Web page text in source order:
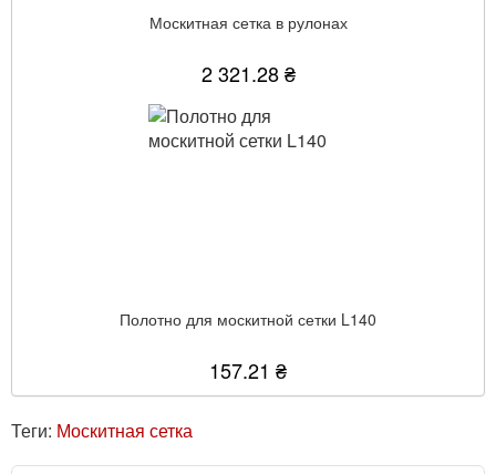
Москитная сетка в рулонах
2 321.28 ₴
Полотно для москитной сетки L140
157.21 ₴
Теги: Москитная сетка